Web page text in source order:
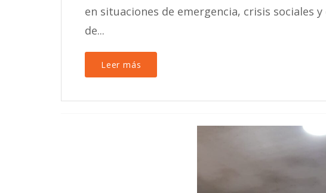
en situaciones de emergencia, crisis sociales
de...
Leer más